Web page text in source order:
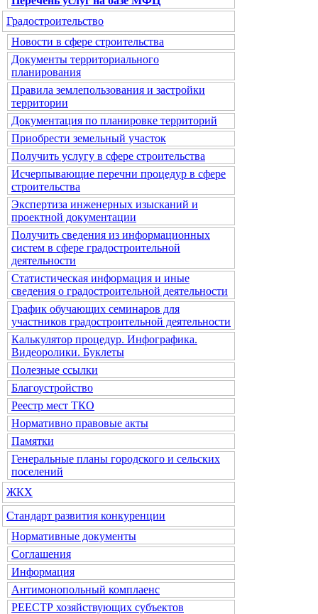
Градостроительство
Новости в сфере строительства
Документы территориального
планирования
Правила землепользования и застройки
территории
Документация по планировке территорий
Приобрести земельный участок
Получить услугу в сфере строительства
Исчерпывающие перечни процедур в сфере
строительства
Экспертиза инженерных изысканий и
проектной документации
Получить сведения из информационных
систем в сфере градостроительной
деятельности
Статистическая информация и иные
сведения о градостроительной деятельности
График обучающих семинаров для
участников градостроительной деятельности
Калькулятор процедур. Инфографика.
Видеоролики. Буклеты
Полезные ссылки
Благоустройство
Реестр мест ТКО
Нормативно правовые акты
Памятки
Генеральные планы городского и сельских
поселений
ЖКХ
Стандарт развития конкуренции
Нормативные документы
Соглашения
Информация
Антимонопольный комплаенс
РЕЕСТР хозяйствующих субъектов